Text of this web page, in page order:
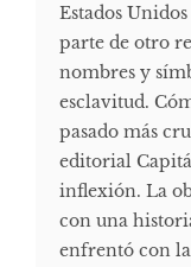
Estados
parte de otro
nombres y
esclavitud.
pasado más
editorial
inflexión. La
con una
enfrentó con